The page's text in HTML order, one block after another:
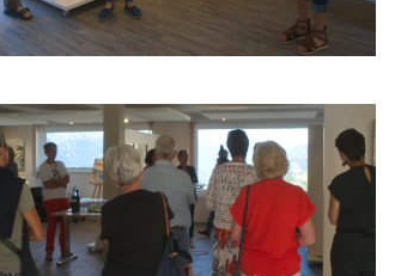
Read more